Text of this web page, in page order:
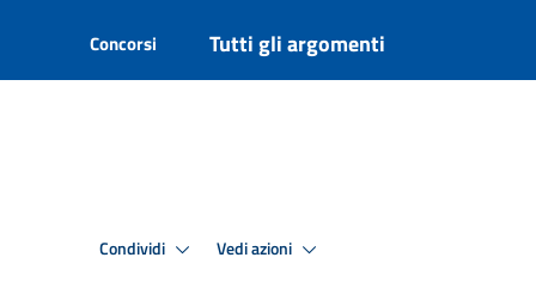
Concorsi Tutti gli argomenti
Condividi Vedi azioni